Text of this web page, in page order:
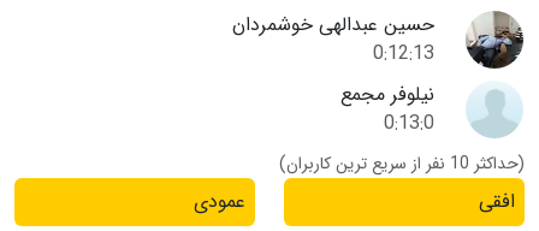
حسین عبدالهی خوشمردان
0:12:13
نیلوفر مجمع
0:13:0
(حداکثر 10 نفر از سریع ترین کاربران)
افقی
عمودی